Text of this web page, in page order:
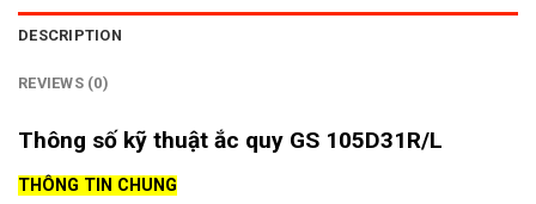
DESCRIPTION
REVIEWS (0)
Thông số kỹ thuật ắc quy GS 105D31R/L
THÔNG TIN CHUNG